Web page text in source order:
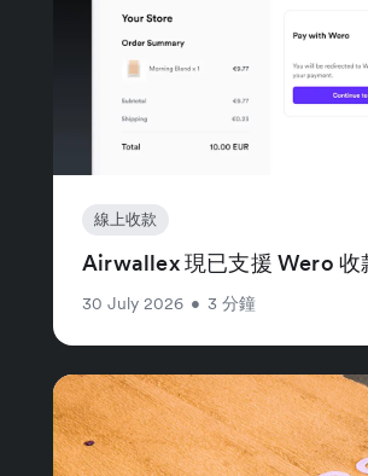
線上收款
Airwallex 現已支援 Wero 收
30 July 2026 • 3 分鐘